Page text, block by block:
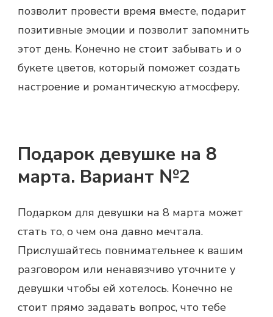
позволит провести время вместе, подарит
позитивные эмоции и позволит запомнить
этот день. Конечно не стоит забывать и о
букете цветов, который поможет создать
настроение и романтическую атмосферу.
Подарок девушке на 8
марта. Вариант №2
Подарком для девушки на 8 марта может
стать то, о чем она давно мечтала.
Прислушайтесь повнимательнее к вашим
разговором или ненавязчиво уточните у
девушки чтобы ей хотелось. Конечно не
стоит прямо задавать вопрос, что тебе